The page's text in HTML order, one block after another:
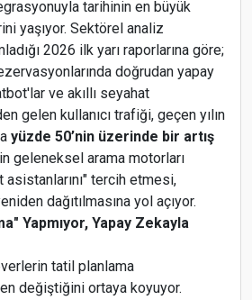
tarihinin en büyük
yaşıyor. Sektörel analiz
2026 ilk yarı raporlarına göre;
doğrudan yapay
ve akıllı seyahat
gelen kullanıcı trafiği, geçen yılın
yüzde 50’nin üzerinde bir artış
geleneksel arama motorları
asistanlarını" tercih etmesi,
dağıtılmasına yol açıyor.
Yapmıyor, Yapay Zekayla
tatil planlama
değiştiğini ortaya koyuyor.